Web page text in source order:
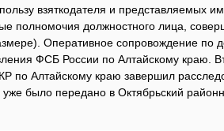
взяткодателя и представляемых
полномочия должностного лица,
Оперативное сопровождение по
ФСБ России по Алтайскому краю.
по Алтайскому краю завершил
было передано в Октябрьский